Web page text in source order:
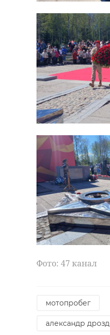
Фото: 47 канал
мотопробег
александр